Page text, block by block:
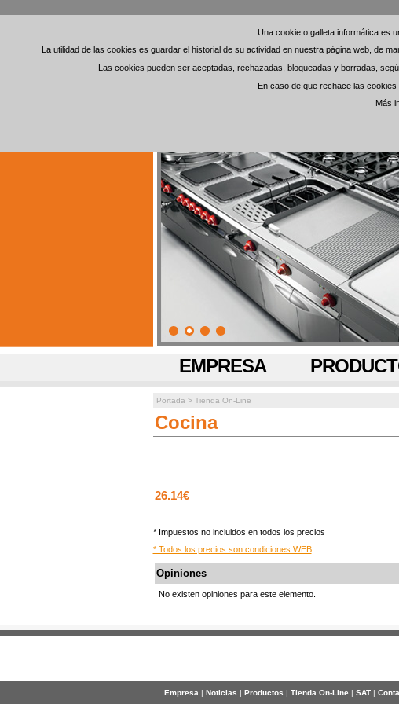
Una cookie o galleta informática es
La utilidad de las cookies es guardar el historial de su actividad en nuestra página web, de
Las cookies pueden ser aceptadas, rechazadas, bloqueadas y borradas,
En caso de que rechace las
Más
Una cookie o galleta informática es
La utilidad de las cookies es guardar el historial de su actividad en nuestra página web, de
Las cookies pueden ser aceptadas, rechazadas, bloqueadas y borradas,
En caso de que rechace las
Más
EMPRESA
Portada > Tienda On-Line
Cocina
26.14€
* Impuestos no incluidos en todos los precios
* Todos los precios son condiciones WEB
Opiniones
No existen opiniones para este elemento.
Empresa| Noticias | Productos | Tienda On-Line | SAT|